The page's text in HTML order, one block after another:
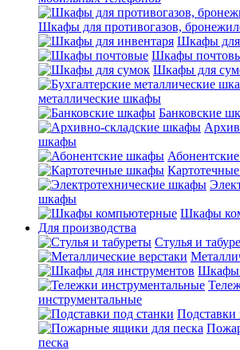
Шкафы для противогазов,
Шкафы для
Шкафы
Шкафы для
металлические шкафы
Банковские
шкафы
шкафы
Шкафы
Для производства
Стулья и
Шкафы
инструментальные
Подставки
песка